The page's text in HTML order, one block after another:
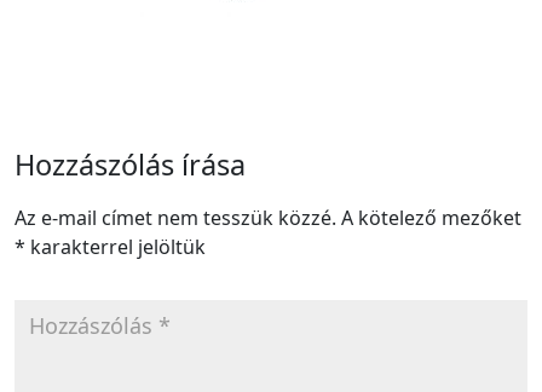
Hozzászólás írása
Az e-mail címet nem tesszük közzé. A kötelező mezőket
* karakterrel jelöltük